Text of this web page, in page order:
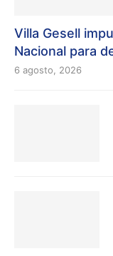
Villa Gesell
Nacional para
6 agosto, 2026